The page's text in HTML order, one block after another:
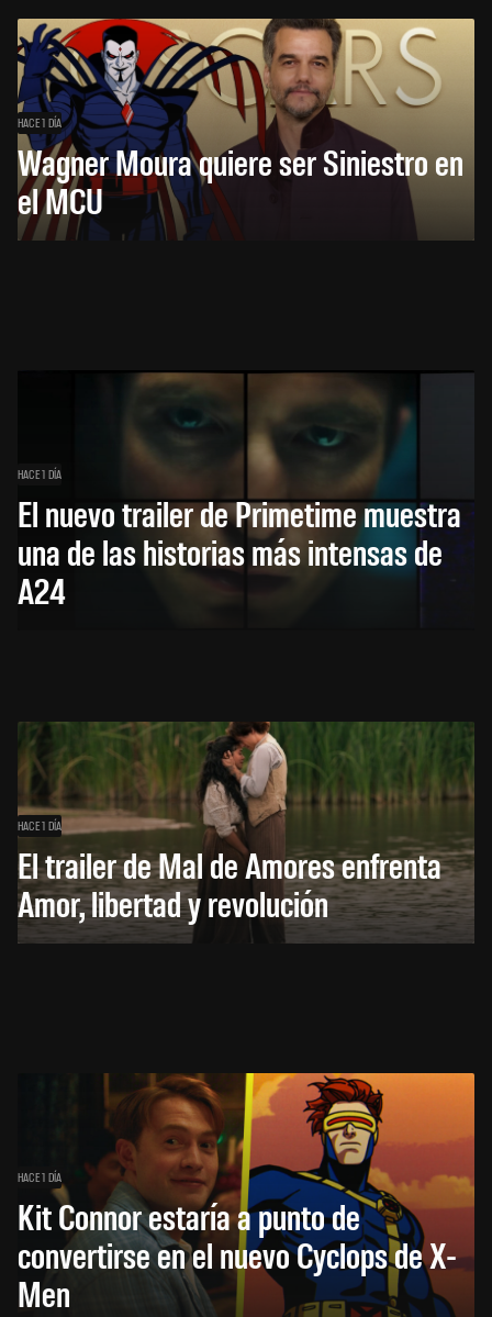
HACE 1 DÍA
Wagner Moura quiere ser Siniestro en
el MCU
HACE 1 DÍA
El nuevo trailer de Primetime muestra
una de las historias más intensas de
A24
HACE 1 DÍA
El trailer de Mal de Amores enfrenta
Amor, libertad y revolución
HACE 1 DÍA
Kit Connor estaría a punto de
convertirse en el nuevo Cyclops de X-
Men